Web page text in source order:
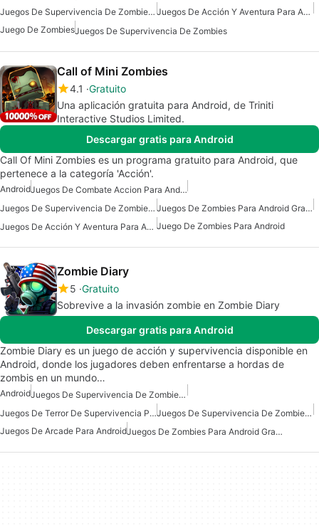
Juegos De Supervivencia De Zombies Para Android Gratis
Juegos De Acción Y Aventura Para Android
Juego De ZombiesJuegos De Supervivencia De Zombies
Call of Mini Zombies
4.1 Gratuito
Una aplicación gratuita para Android, de Triniti
Interactive Studios Limited.
Descargar gratis para Android
Call Of Mini Zombies es un programa gratuito para Android, que
pertenece a la categoría 'Acción'.
Android
Juegos De Combate Accion Para Android
Juegos De Supervivencia De Zombies Para Android
Juegos De Zombies Para Android Gratis
Juegos De Acción Y Aventura Para Android Juego De Zombies Para Android
Zombie Diary
5 Gratuito
Sobrevive a la invasión zombie en Zombie Diary
Descargar gratis para Android
Zombie Diary es un juego de acción y supervivencia disponible en
Android, donde los jugadores deben enfrentarse a hordas de
zombis en un mundo…
Android
Juegos De Supervivencia De Zombies Para Android
Juegos De Terror De Supervivencia Para Android
Juegos De Supervivencia De Zombies Para Android Gratis
Juegos De Arcade Para Android
Juegos De Zombies Para Android Gratis